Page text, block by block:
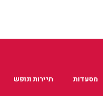
מסעדות תיירות ונופש